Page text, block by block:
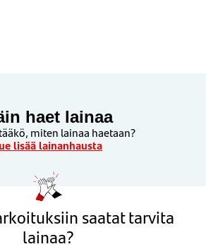
haet lainaa
miten lainaa haetaan?
lisää lainanhausta
saatat tarvita
lainaa?